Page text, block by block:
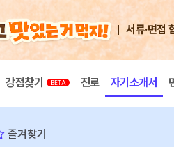
서류·면접
강점찾기 진로 자기소개서
즐겨찾기